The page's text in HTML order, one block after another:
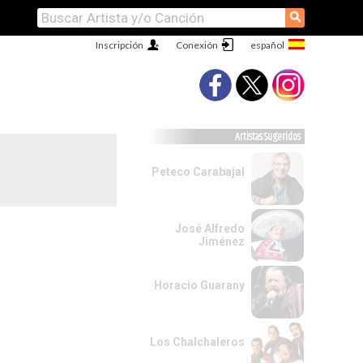
⚲
Conexión
Inscripción
Artistas Sugeridos
Peteco Carabajal
José Alfredo
Jiménez
Horacio Guarany
Los Chalchaleros